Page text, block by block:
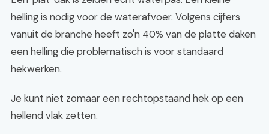
helling is nodig voor de waterafvoer. Volgens cijfers
vanuit de branche heeft zo'n 40% van de platte daken
een helling die problematisch is voor standaard
hekwerken.
Je kunt niet zomaar een rechtopstaand hek op een
hellend vlak zetten.